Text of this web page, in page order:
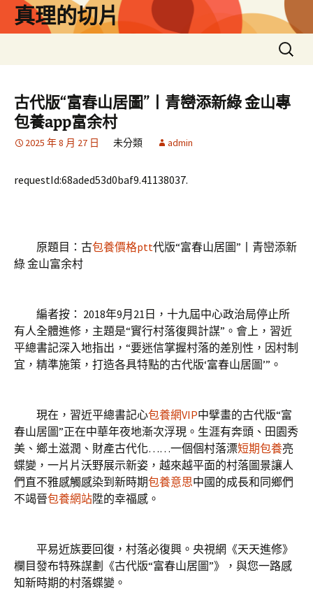
真理的切片
搜
尋
鍵
字:
古代版“富春山居圖”丨青巒添新綠 金山專
包養app富余村
2025 年 8 月 27 日 未分類 admin
requestId:68aded53d0baf9.41138037.
原題目：古包養價格ptt代版“富春山居圖”丨青巒添新
綠 金山富余村
編者按： 2018年9月21日，十九屆中心政治局停止所
有人全體進修，主題是“實行村落復興計謀”。會上，習近
平總書記深入地指出，“要迷信掌握村落的差別性，因村制
宜，精準施策，打造各具特點的古代版‘富春山居圖’”。
現在，習近平總書記心包養網VIP中擘畫的古代版“富
春山居圖”正在中華年夜地漸次浮現。生涯有奔頭、田園秀
美、鄉土滋潤、財產古代化……一個個村落漂短期包養亮
蝶變，一片片沃野展示新姿，越來越平面的村落圖景讓人
們直不雅感觸感染到新時期包養意思中國的成長和同鄉們
不竭晉包養網站陞的幸福感。
平易近族要回復，村落必復興。央視網《天天進修》
欄目發布特殊謀劃《古代版“富春山居圖”》，與您一路感
知新時期的村落蝶變。